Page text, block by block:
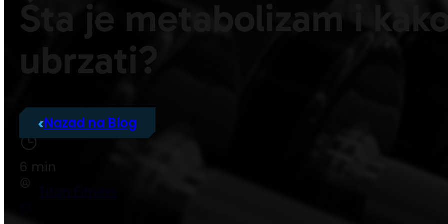
Šta je metabolizam i
ubrzati?
Nazad na Blog
6 min
Titan Fitness